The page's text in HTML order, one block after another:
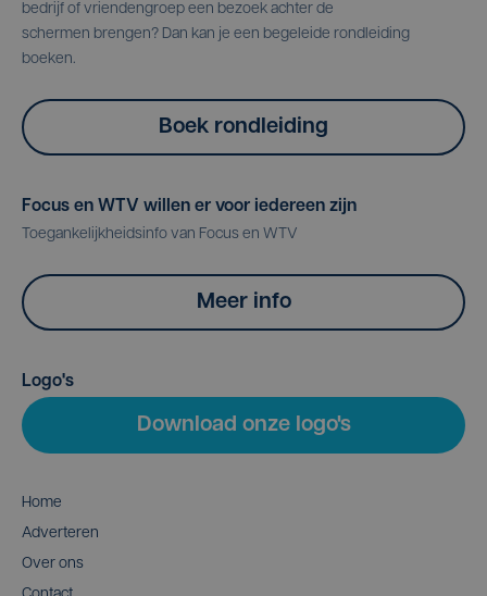
bedrijf of vriendengroep een bezoek achter de
schermen brengen? Dan kan je een begeleide rondleiding
boeken.
Boek rondleiding
Focus en WTV willen er voor iedereen zijn
Toegankelijkheidsinfo van Focus en WTV
Meer info
Logo's
Download onze logo's
Home
Adverteren
Over ons